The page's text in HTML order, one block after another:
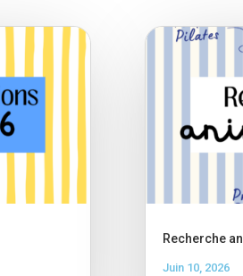
Recherche
Juin 10, 2026